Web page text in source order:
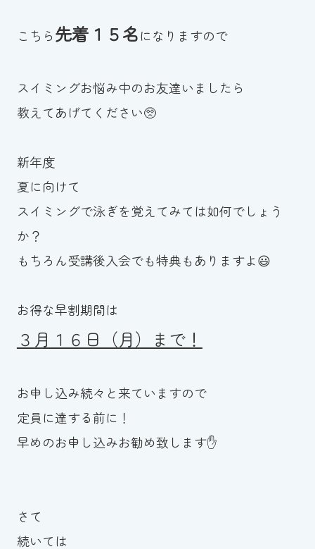
こちら先着１５名になりますので
スイミングお悩み中のお友達いましたら
教えてあげてください🥺
新年度
夏に向けて
スイミングで泳ぎを覚えてみては如何でしょう
か？
もちろん受講後入会でも特典もありますよ😃
お得な早割期間は
３月１６日（月）まで！
お申し込み続々と来ていますので
定員に達する前に！
早めのお申し込みお勧め致します✋
さて
続いては